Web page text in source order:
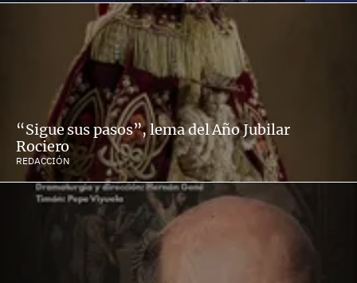
“Sigue sus pasos”, lema del Año Jubilar
Rociero
REDACCIÓN